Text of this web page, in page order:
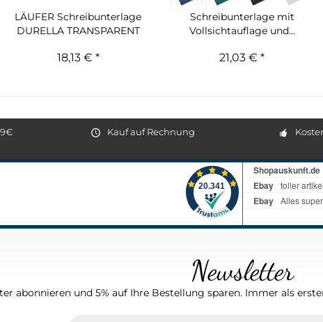
LÄUFER Schreibunterlage
DURELLA TRANSPARENT
18,13 € *
Schreibunterlage mit
Vollsichtauflage und...
21,03 € *
Kauf auf Rechnung
Newsletter
abonnieren und 5% auf Ihre Bestellung sparen. Immer als